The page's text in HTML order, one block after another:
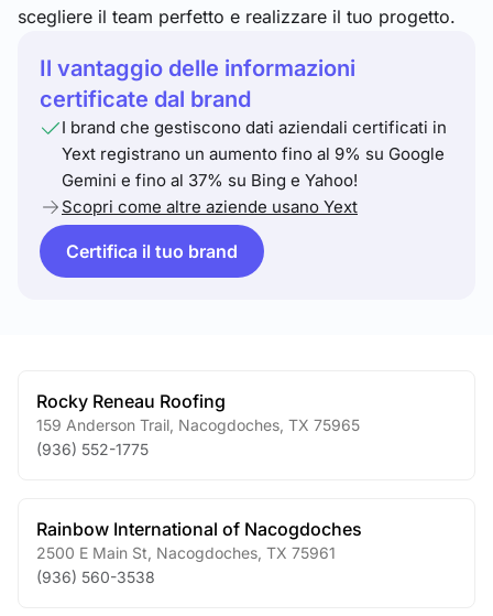
scegliere il team perfetto e realizzare il tuo progetto.
Il vantaggio delle informazioni
certificate dal brand
I brand che gestiscono dati aziendali certificati in
Yext registrano un aumento fino al 9% su Google
Gemini e fino al 37% su Bing e Yahoo!
Scopri come altre aziende usano Yext
Certifica il tuo brand
Rocky Reneau Roofing
159 Anderson Trail Nacogdoches TX 75965
(936) 552-1775
Rainbow International of Nacogdoches
2500 E Main St Nacogdoches TX 75961
(936) 560-3538